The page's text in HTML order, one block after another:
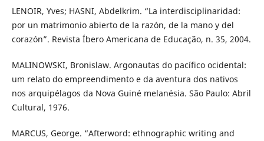
LENOIR, Yves; HASNI, Abdelkrim. “La interdisciplinaridad:
por un matrimonio abierto de la razón, de la mano y del
corazón”. Revista Íbero Americana de Educação, n. 35, 2004.
MALINOWSKI, Bronislaw. Argonautas do pacífico ocidental:
um relato do empreendimento e da aventura dos nativos
nos arquipélagos da Nova Guiné melanésia. São Paulo: Abril
Cultural, 1976.
MARCUS, George. “Afterword: ethnographic writing and